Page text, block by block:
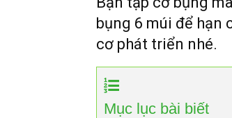
bụng 6 múi để hạn
cơ phát triển nhé.
Mục lục bài biết